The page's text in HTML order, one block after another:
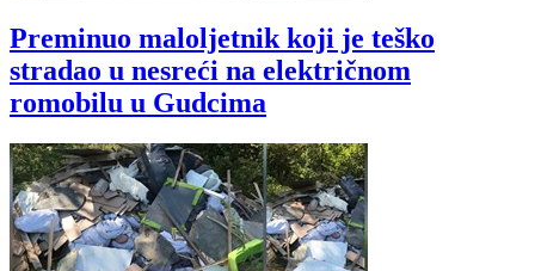
Preminuo maloljetnik koji je teško
stradao u nesreći na električnom
romobilu u Gudcima